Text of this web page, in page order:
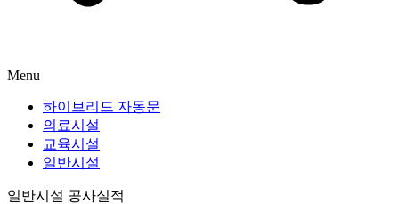
Menu
하이브리드 자동문
의료시설
교육시설
일반시설
일반시설 공사실적